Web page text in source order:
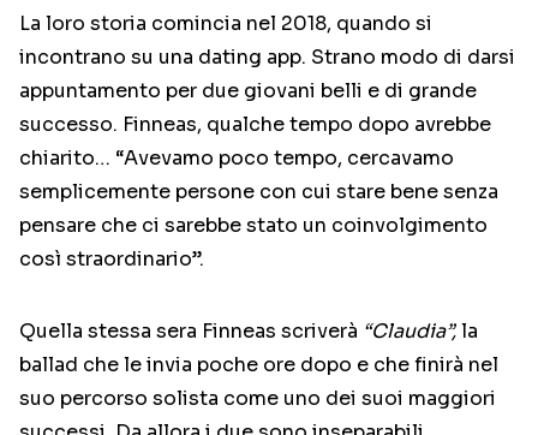
La loro storia comincia nel 2018, quando si
incontrano su una dating app. Strano modo di darsi
appuntamento per due giovani belli e di grande
successo. Finneas, qualche tempo dopo avrebbe
chiarito… “Avevamo poco tempo, cercavamo
semplicemente persone con cui stare bene senza
pensare che ci sarebbe stato un coinvolgimento
così straordinario”.
Quella stessa sera Finneas scriverà “Claudia”,la
ballad che le invia poche ore dopo e che finirà nel
suo percorso solista come uno dei suoi maggiori